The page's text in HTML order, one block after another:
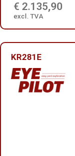
€ 2.135,90
excl. TVA
KR281E